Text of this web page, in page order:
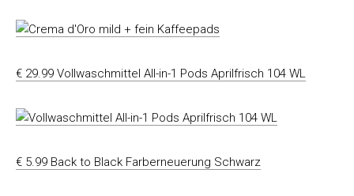
€ 29.99 Vollwaschmittel All-in-1 Pods Aprilfrisch 104 WL
€ 5.99 Back to Black Farberneuerung Schwarz